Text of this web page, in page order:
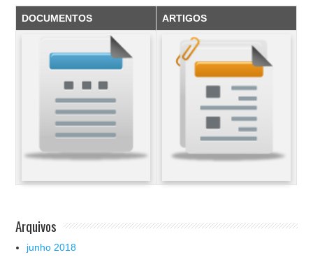
DOCUMENTOS ARTIGOS
Arquivos
junho 2018